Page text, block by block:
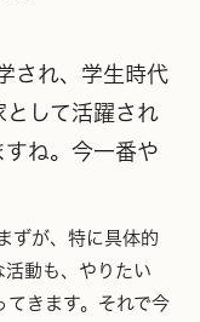
され、学生時代
として活躍され
ね。今一番や
ずが、特に具体的
活動も、やりたい
てきます。それで今